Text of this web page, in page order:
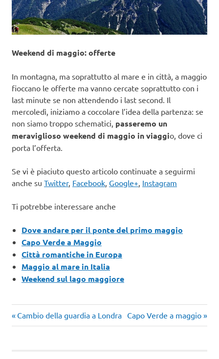
Weekend di maggio: offerte
In montagna, ma soprattutto al mare e in città, a maggio
fioccano le offerte ma vanno cercate soprattutto con i
last minute se non attendendo i last second. Il
mercoledì, iniziamo a coccolare l’idea della partenza: se
non siamo troppo schematici, passeremo un
meraviglioso weekend di maggio in viaggio, dove ci
porta l’offerta.
Se vi è piaciuto questo articolo continuate a seguirmi
anche su Twitter, Facebook Google+ Instagram
Ti potrebbe interessare anche
Dove andare per il ponte del primo maggio
Capo Verde a Maggio
Città romantiche in Europa
Maggio al mare in Italia
Weekend sul lago maggiore
Navigazione
Articolo
precedente:
Cambio della guardia a Londra Articolo
successivo:
Capo Verde a maggio